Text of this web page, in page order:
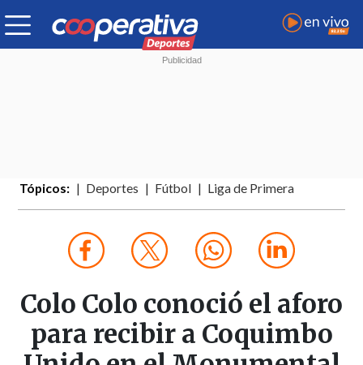
Tópicos: Deportes Fútbol Liga de Primera
Colo Colo conoció el aforo
para recibir a Coquimbo